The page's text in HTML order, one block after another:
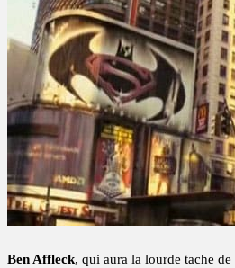
Ben Affleck, qui aura la lourde tache de